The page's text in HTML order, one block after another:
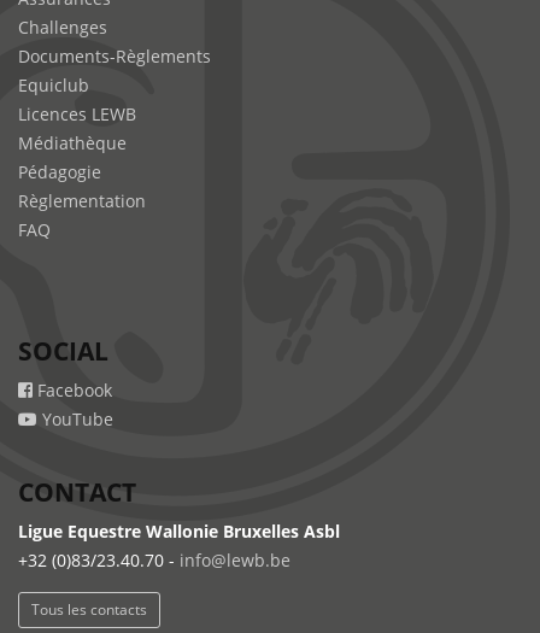
Challenges
Documents-Règlements
Equiclub
Licences LEWB
Médiathèque
Pédagogie
Règlementation
FAQ
SOCIAL
Facebook
YouTube
CONTACT
Ligue Equestre Wallonie Bruxelles Asbl
+32 (0)83/23.40.70 - info@lewb.be
Tous les contacts